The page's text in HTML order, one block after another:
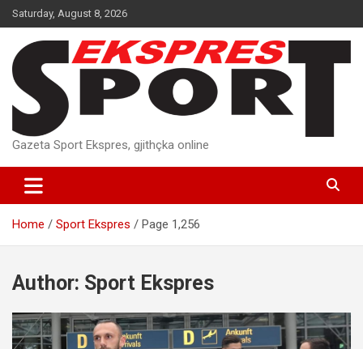
Skip
to
content
Saturday, August 8, 2026
Gazeta Sport Ekspres, gjithçka online
Home Sport Ekspres Page 1,256
Author: Sport Ekspres